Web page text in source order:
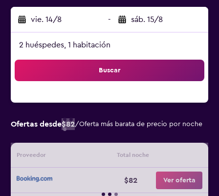
vie. 14/8 - sáb. 15/8
2 huéspedes, 1 habitación
Buscar
Ofertas desde$82/Oferta más barata de precio por noche
Proveedor Total noche
$82 Ver oferta